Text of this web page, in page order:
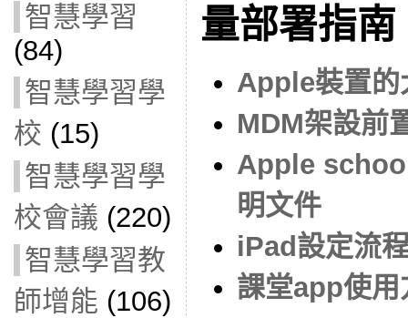
智慧學習
(84)
智慧學習學
校 (15)
智慧學習學
校會議 (220)
智慧學習教
師增能 (106)
量部署指南
Apple裝置的
MDM架設前
Apple
明文件
iPad設定流
課堂app使用